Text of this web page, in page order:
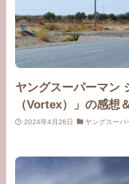
ヤングスーパーマン
（Vortex）」の感想
2024年4月26日 ヤングスーパ